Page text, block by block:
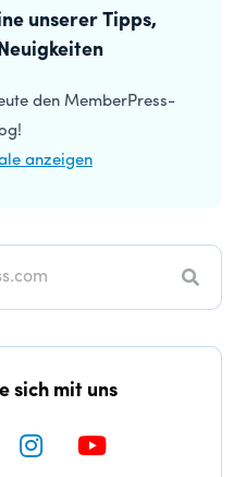
unserer Tipps,
den MemberPress-
anzeigen
Suche
sich mit uns